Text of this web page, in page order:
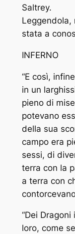
Saltrey.
Leggendola,
stata a
INFERNO
“E così,
in un
pieno di
potevano
della sua
campo era
sessi, di
terra con la
a terra con
“Dei
loro, come